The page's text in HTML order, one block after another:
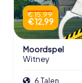
€ 15,99
€ 12,99
Moordspel
Witney
6 Talen